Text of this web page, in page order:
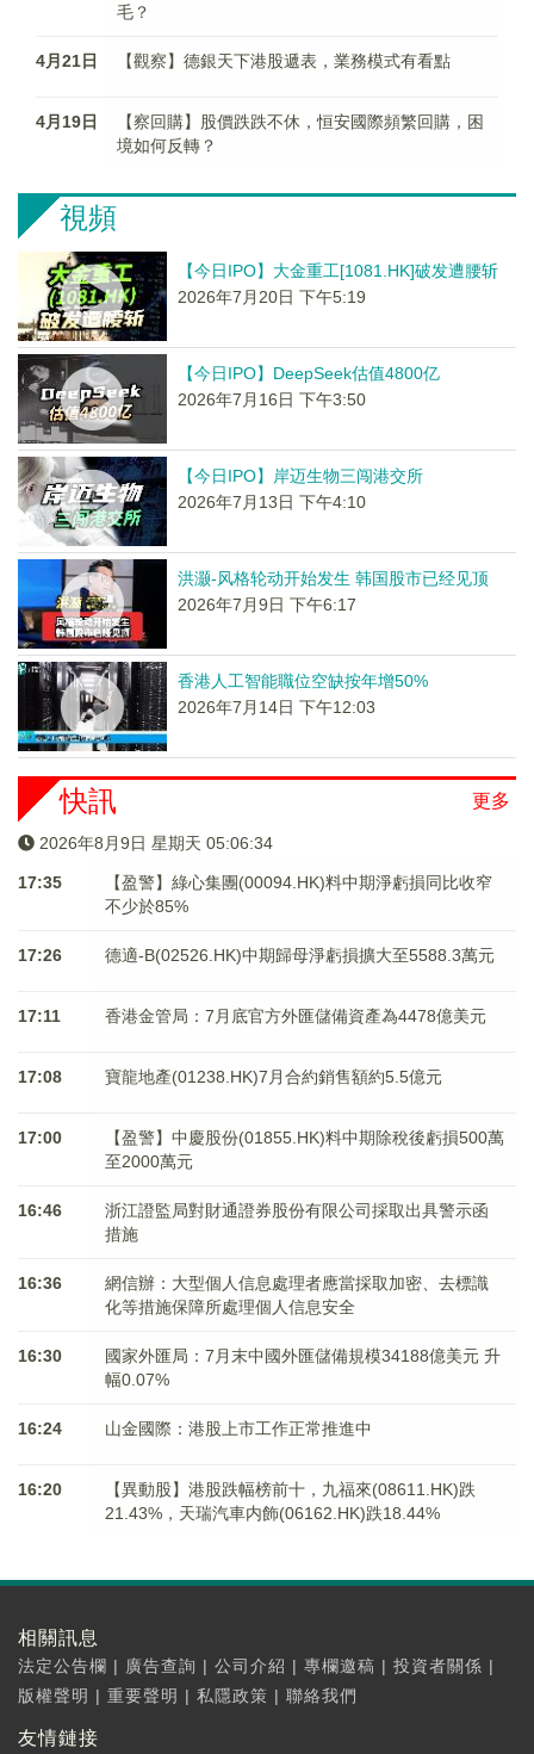
毛？
4月21日 【觀察】德銀天下港股遞表，業務模式有看點
4月19日
【察回購】股價跌跌不休，恒安國際頻繁回購，困
境如何反轉？
視頻
【今日IPO】大金重工[1081.HK]破发遭腰斩
2026年7月20日 下午5:19
【今日IPO】DeepSeek估值4800亿
2026年7月16日 下午3:50
【今日IPO】岸迈生物三闯港交所
2026年7月13日 下午4:10
洪灏-风格轮动开始发生 韩国股市已经见顶
2026年7月9日 下午6:17
香港人工智能職位空缺按年增50%
2026年7月14日 下午12:03
更多
快訊
2026年8月9日 星期天 05:06:35
17:35
【盈警】綠心集團(00094.HK)料中期淨虧損同比收窄
不少於85%
17:26 德適-B(02526.HK)中期歸母淨虧損擴大至5588.3萬元
17:11 香港金管局：7月底官方外匯儲備資產為4478億美元
17:08 寶龍地產(01238.HK)7月合約銷售額約5.5億元
17:00
【盈警】中慶股份(01855.HK)料中期除稅後虧損500萬
至2000萬元
16:46
浙江證監局對財通證券股份有限公司採取出具警示函
措施
16:36
網信辦：大型個人信息處理者應當採取加密、去標識
化等措施保障所處理個人信息安全
16:30
國家外匯局：7月末中國外匯儲備規模34188億美元 升
幅0.07%
16:24 山金國際：港股上市工作正常推進中
16:20
【異動股】港股跌幅榜前十，九福來(08611.HK)跌
21.43%，天瑞汽車内飾(06162.HK)跌18.44%
相關訊息
法定公告欄 | 廣告查詢 | 公司介紹 | 專欄邀稿 | 投資者關係 |
版權聲明 | 重要聲明 | 私隱政策 | 聯絡我們
友情鏈接